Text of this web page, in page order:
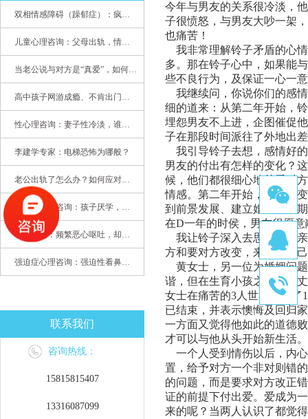
双相情感障碍（躁郁症）：疯子如何走向天才
儿童心理咨询：父母出轨，情感混乱孩子内心的隐秘
当老公说与对方是“真爱”，如何挽救婚姻？(始篇)
高中孩子网游成瘾、不肯出门，家长该怎么办？
性心理咨询：妻子性冷淡，谁之过
李建学专家：电梯恐怖为哪般？
老公出轨了怎么办？如何应对老公出轨？——婚姻心理专家为您支招
青少年心理咨询：孩子厌学，整天沉迷手机，网络成瘾，怎么办?
心理咨询：频繁恶心呕吐，却无身体异常
强迫症心理咨询：强迫性看鼻尖，害我无法学习
联系我们
咨询热线：
15815815407
13316087099
今年与男友的关系很冷淡，
子很愤怒，与男友大吵一架
也痛苦！
我非常理解铃子矛盾的心
多。那在铃子心中，如果能
些不良行为，及保证一心一
我继续问，你说你们的感
细的道来：从第二年开始，
埋怨男友不上进，企图催促
子在那段时间派往了外地出
我引导铃子去想，感情好
男友的付出有怎样的变化？
候，他们都很细心地关爱对
情感。第二年开始，自己在
到前景发展、建立婚姻上，
在D一年的时侯，男友很愿
我让铃子深入去思考：当
方和要对方改变，来达到自
黄女士，另一位为婚姻问
谐，但在生育小孩之后，对
女士在痛苦的3人世界纠缠了
已结束，并表示懊悔及回归
一方面又觉得他如此的道德
才可以与他从头开始新生活。
一个人受到情伤以后，内
置，给予对方一个非对则错
的问题，而是要求对方改正
证的前提下付出爱。爱成为
来的呢？当两人认识了都觉